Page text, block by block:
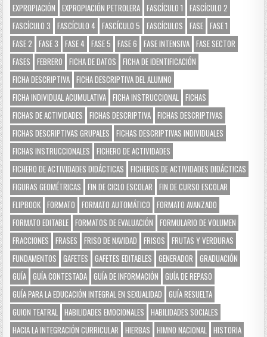
EXPROPIACIÓN
EXPROPIACIÓN PETROLERA FASCÍCULO 1
FASCÍCULO 2
FASCÍCULO 3
FASCÍCULO 4 FASCÍCULO 5 FASCÍCULOS FASE FASE 1
FASE 2
FASE 3 FASE 4 FASE 5 FASE 6 FASE INTENSIVA FASE SECTOR
FASES
FEBRERO FICHA DE DATOS
FICHA DE IDENTIFICACIÓN
FICHA DESCRIPTIVA FICHA DESCRIPTIVA DEL ALUMNO
FICHA INDIVIDUAL ACUMULATIVA FICHA INSTRUCCIONAL FICHAS
FICHAS DE ACTIVIDADES
FICHAS DESCRIPTIVA FICHAS DESCRIPTIVAS
FICHAS DESCRIPTIVAS GRUPALES
FICHAS DESCRIPTIVAS INDIVIDUALES
FICHAS INSTRUCCIONALES
FICHERO DE ACTIVIDADES
FICHERO DE ACTIVIDADES DIDÁCTICAS
FICHEROS DE ACTIVIDADES DIDÁCTICAS
FIGURAS GEOMÉTRICAS
FIN DE CICLO ESCOLAR
FIN DE CURSO ESCOLAR
FLIPBOOK FORMATO FORMATO AUTOMÁTICO
FORMATO AVANZADO
FORMATO EDITABLE FORMATOS DE EVALUACIÓN
FORMULARIO DE VOLUMEN
FRACCIONES
FRASES FRISO DE NAVIDAD FRISOS
FRUTAS Y VERDURAS
FUNDAMENTOS
GAFETES GAFETES EDITABLES GENERADOR
GRADUACIÓN
GUÍA GUÍA CONTESTADA GUÍA DE INFORMACIÓN
GUÍA DE REPASO
GUÍA PARA LA EDUCACIÓN INTEGRAL EN SEXUALIDAD
GUÍA RESUELTA
GUION TEATRAL HABILIDADES EMOCIONALES
HABILIDADES SOCIALES
HACIA LA INTEGRACIÓN CURRICULAR
HIERBAS HIMNO NACIONAL HISTORIA